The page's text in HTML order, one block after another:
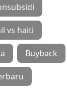
vs haiti
Buyback